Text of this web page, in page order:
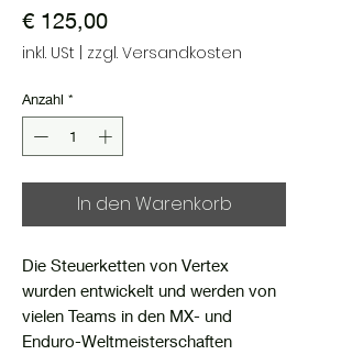
€ 125,00Preis
inkl. USt zzgl. Versandkosten
Anzahl *
In den Warenkorb
Die Steuerketten von Vertex
wurden entwickelt und werden von
vielen Teams in den MX- und
Enduro-Weltmeisterschaften